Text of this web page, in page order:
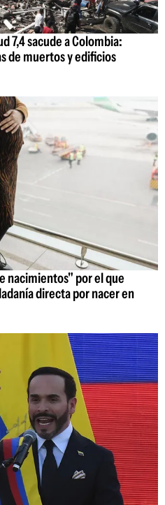
7,4 sacude a Colombia:
de muertos y edificios
nacimientos" por el que
directa por nacer en